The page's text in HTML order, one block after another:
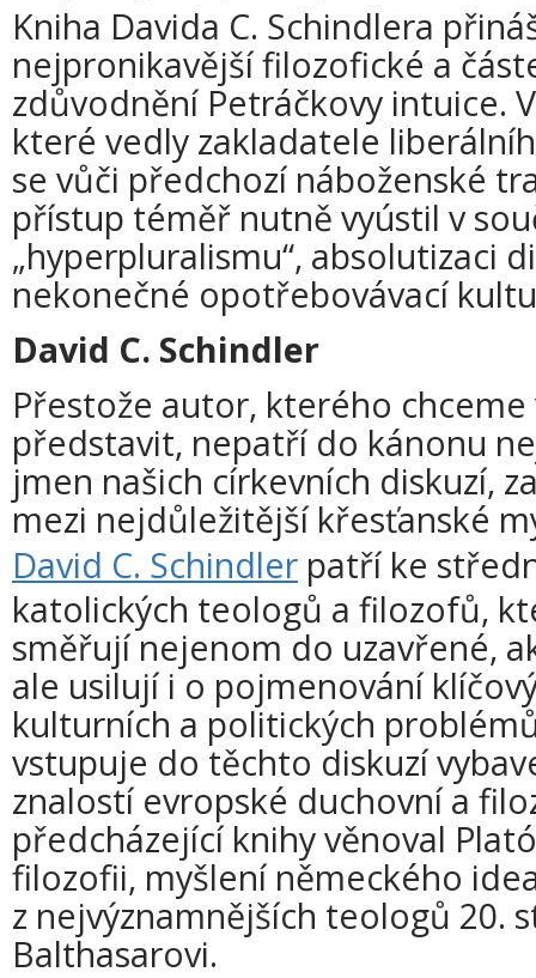
Kniha Davida C. Schindlera
nejpronikavější filozofické a
zdůvodnění Petráčkovy intuice.
které vedly zakladatele
se vůči předchozí náboženské
přístup téměř nutně vyústil v
„hyperpluralismu“, absolutizaci
nekonečné opotřebovávací
David C. Schindler
Přestože autor, kterého
představit, nepatří do kánonu
jmen našich církevních diskuzí,
mezi nejdůležitější křesťanské
David C. Schindler patří ke
katolických teologů a filozofů,
směřují nejenom do uzavřené,
ale usilují i o pojmenování
kulturních a politických
vstupuje do těchto diskuzí
znalostí evropské duchovní a
předcházející knihy věnoval
filozofii, myšlení německého
z nejvýznamnějších teologů 20.
Balthasarovi.